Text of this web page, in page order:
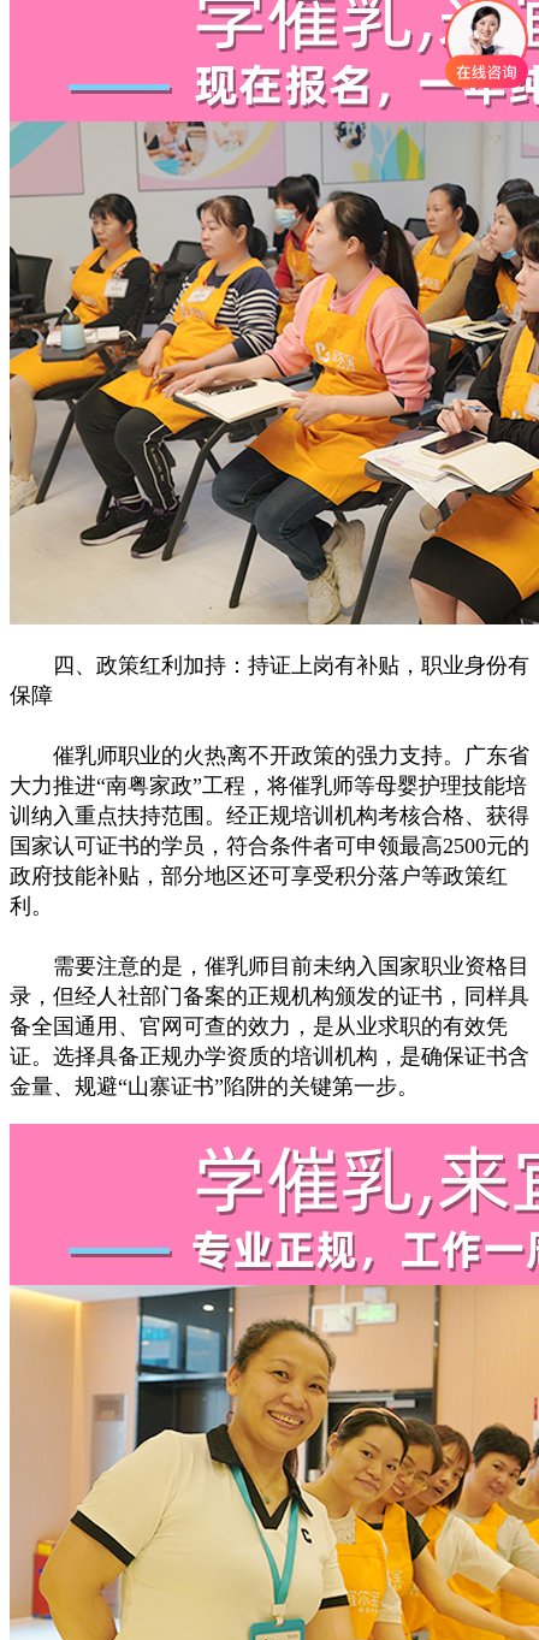
四、政策红利加持：持证上岗有补贴，职业身份有
保障
催乳师职业的火热离不开政策的强力支持。广东省
大力推进“南粤家政”工程，将催乳师等母婴护理技能培
训纳入重点扶持范围。经正规培训机构考核合格、获得
国家认可证书的学员，符合条件者可申领最高2500元的
政府技能补贴，部分地区还可享受积分落户等政策红
利。
需要注意的是，催乳师目前未纳入国家职业资格目
录，但经人社部门备案的正规机构颁发的证书，同样具
备全国通用、官网可查的效力，是从业求职的有效凭
证。选择具备正规办学资质的培训机构，是确保证书含
金量、规避“山寨证书”陷阱的关键第一步。